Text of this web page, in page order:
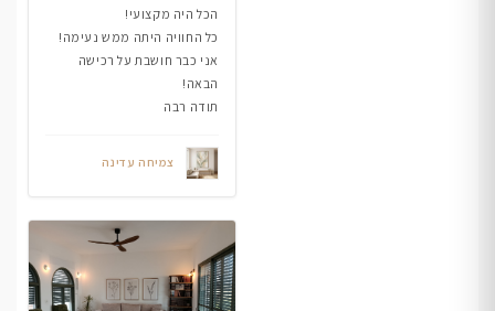
הכל היה מקצועי!
כל החוויה היתה ממש נעימה!
אני כבר חושבת על רכישה
הבאה!
תודה רבה
צמיחה עדינה